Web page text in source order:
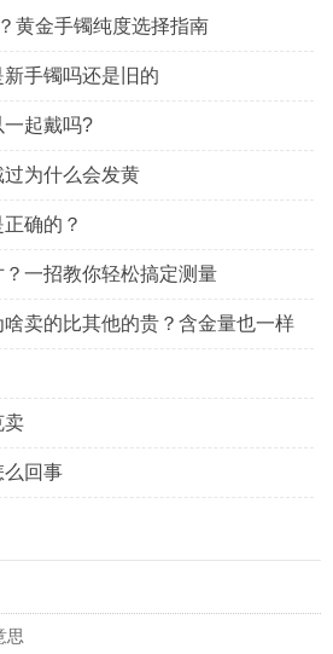
黄金手镯纯度选择指南
手镯吗还是旧的
起戴吗?
为什么会发黄
确的？
一招教你轻松搞定测量
卖的比其他的贵？含金量也一样
卖
么回事
思